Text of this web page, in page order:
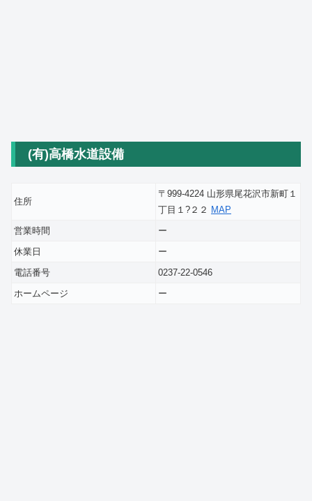
(有)高橋水道設備
住所
〒999-4224 山形県尾花沢市新町１
丁目１?２２ MAP
営業時間
ー
休業日
ー
電話番号
0237-22-0546
ホームページ
ー